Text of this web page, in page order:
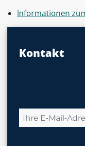
Informationen
Kontakt